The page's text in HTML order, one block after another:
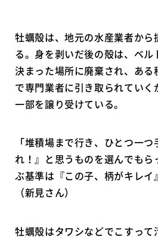
牡蠣殻は、地元の水産業者から
る。身を剥いだ後の殻は、ベ
決まった場所に廃棄され、ある
で専門業者に引き取られていく
一部を譲り受けている。
「堆積場まで行き、ひとつ一
れ！』と思うものを選んでも
ぶ基準は『この子、柄がキレイ
（新見さん）
牡蠣殻はタワシなどでこすっ